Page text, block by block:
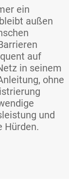
ein
außen
auf
in seinem
ohne
und
Hürden.